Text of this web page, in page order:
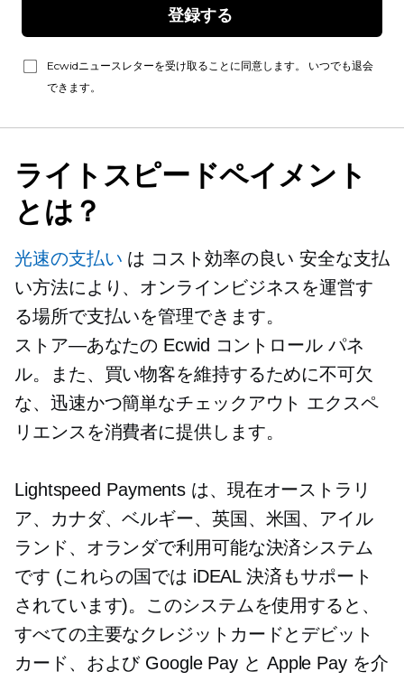
Ecwidニュースレターを受け取ることに同意します。 いつでも退会
できます。
ライトスピードペイメント
とは？
光速の支払い は コスト効率の良い 安全な支払
い方法により、オンラインビジネスを運営す
る場所で支払いを管理できます。
ストア—あなたの Ecwid コントロール パネ
ル。また、買い物客を維持するために不可欠
な、迅速かつ簡単なチェックアウト エクスペ
リエンスを消費者に提供します。
Lightspeed Payments は、現在オーストラリ
ア、カナダ、ベルギー、英国、米国、アイル
ランド、オランダで利用可能な決済システム
です (これらの国では iDEAL 決済もサポート
されています)。このシステムを使用すると、
すべての主要なクレジットカードとデビット
カード、および Google Pay と Apple Pay を介